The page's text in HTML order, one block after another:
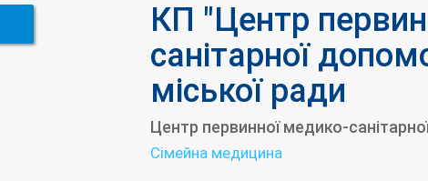
КП "Центр
санітарної
міської ради
Центр первинної медико-
Сімейна медицина